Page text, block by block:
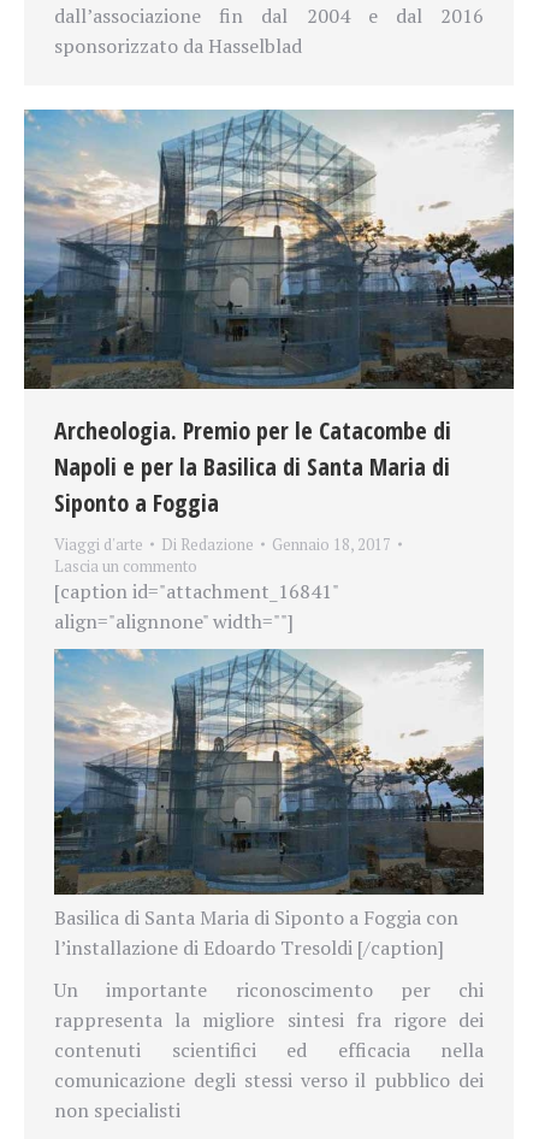
dall’associazione fin dal 2004 e dal 2016
sponsorizzato da Hasselblad
Archeologia. Premio per le Catacombe di
Napoli e per la Basilica di Santa Maria di
Siponto a Foggia
Viaggi d'arte Di Redazione
Gennaio 18, 2017
Lascia un commento
[caption id="attachment_16841"
align="alignnone" width=""]
Basilica di Santa Maria di Siponto a Foggia con
l’installazione di Edoardo Tresoldi [/caption]
Un importante riconoscimento per chi
rappresenta la migliore sintesi fra rigore dei
contenuti scientifici ed efficacia nella
comunicazione degli stessi verso il pubblico dei
non specialisti